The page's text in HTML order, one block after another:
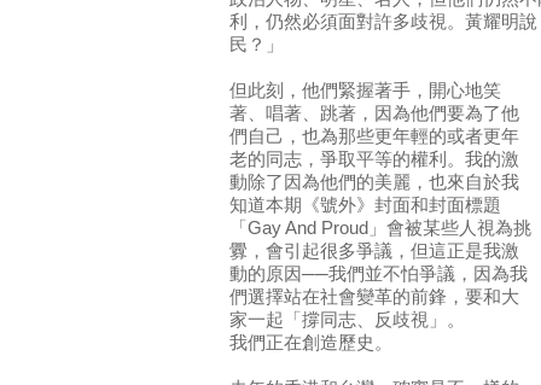
利，仍然必須面對許多歧視。黃耀明
民？」
但此刻，他們緊握著手，開心地笑
著、唱著、跳著，因為他們要為了他
們自己，也為那些更年輕的或者更年
老的同志，爭取平等的權利。我的激
動除了因為他們的美麗，也來自於我
知道本期《號外》封面和封面標題
「Gay And Proud」會被某些人視為挑
釁，會引起很多爭議，但這正是我激
動的原因──我們並不怕爭議，因為我
們選擇站在社會變革的前鋒，要和大
家一起「撐同志、反歧視」。
我們正在創造歷史。